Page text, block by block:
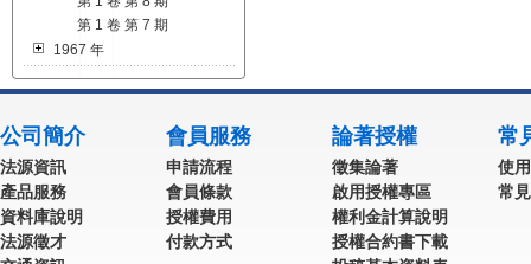
第 1 卷 第 7 期
1967 年
公司簡介
法源資訊
產品服務
資料庫說明
法源徵才
會員服務
申請流程
會員條款
授權費用
付款方式
論著授權
徵集論著
啟用授權專區
權利金計算說明
授權合約書下載
常
使
常